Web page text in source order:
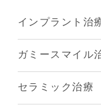
インプラント治
ガミースマイル
セラミック治療